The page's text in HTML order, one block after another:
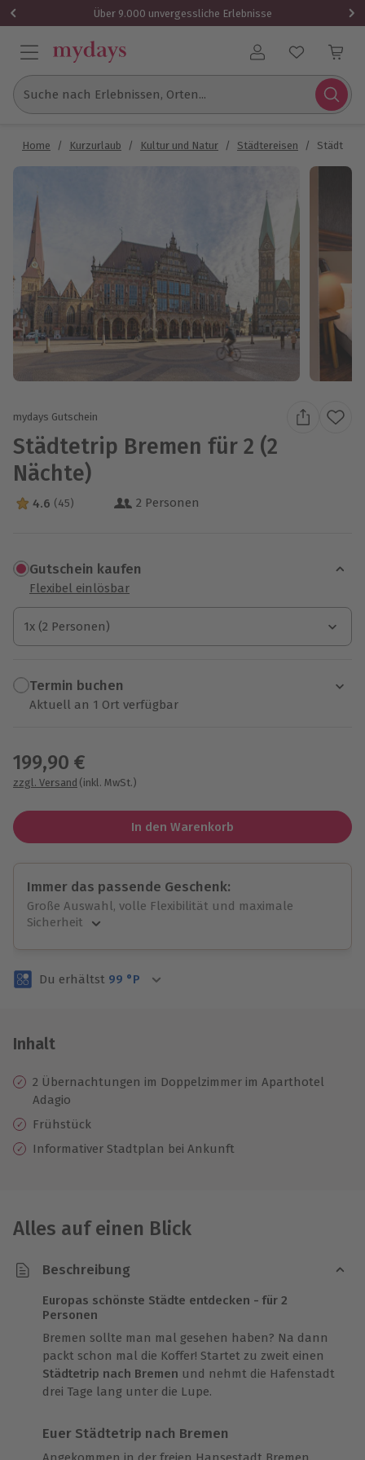
Über 9.000 unvergessliche Erlebnisse
Benutzerkonto
Suche nach Erlebnissen, Orten...
Home / Kurzurlaub / Kultur und Natur / Städtereisen /
mydays Gutschein
Städtetrip Bremen für 2 (2
Nächte)
4.6 Sterne von 5 aus 45 Bewertungen
4.6 (45) 2 Personen
Gutschein kaufen
Flexibel einlösbar
1x (2 Personen)
1x (2 Personen)
1x (2 Personen)
Termin buchen
Aktuell an 1 Ort verfügbar
199,90 €
zzgl. Versand (inkl. MwSt.)
In den Warenkorb
Immer das passende Geschenk:
Große Auswahl, volle Flexibilität und maximale
Sicherheit
Volle Flexibilität
3 Jahre gültig & verlängerbar.
Du erhältst 99 °P
Inhalt
2 Übernachtungen im Doppelzimmer im Aparthotel
Adagio
Frühstück
Informativer Stadtplan bei Ankunft
Alles auf einen Blick
Beschreibung
Europas schönste Städte entdecken - für 2
Personen
Bremen sollte man mal gesehen haben? Na dann
packt schon mal die Koffer! Startet zu zweit einen
Städtetrip nach Bremen und nehmt die Hafenstadt
drei Tage lang unter die Lupe.
Euer Städtetrip nach Bremen